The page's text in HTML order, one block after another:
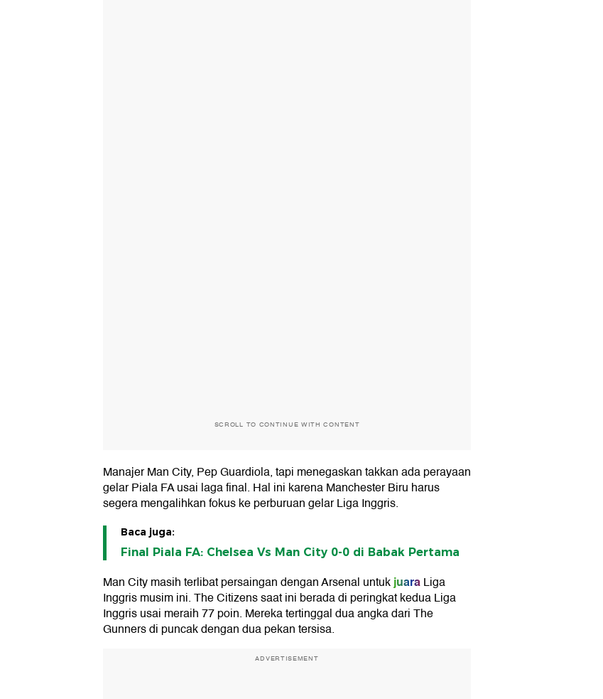
SCROLL TO CONTINUE WITH CONTENT
Manajer Man City, Pep Guardiola, tapi menegaskan takkan ada perayaan
gelar Piala FA usai laga final. Hal ini karena Manchester Biru harus
segera mengalihkan fokus ke perburuan gelar Liga Inggris.
Baca juga:
Final Piala FA: Chelsea Vs Man City 0-0 di Babak Pertama
Man City masih terlibat persaingan dengan Arsenal untukjuaraLiga
Inggris musim ini. The Citizens saat ini berada di peringkat kedua Liga
Inggris usai meraih 77 poin. Mereka tertinggal dua angka dari The
Gunners di puncak dengan dua pekan tersisa.
ADVERTISEMENT